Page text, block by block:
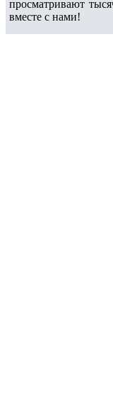
просматривают
вместе с нами!